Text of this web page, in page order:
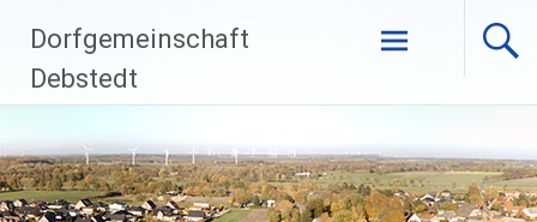
Inhalt
springen
Dorfgemeinschaft
Debstedt